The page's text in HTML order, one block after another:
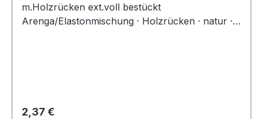
m.Holzrücken ext.voll bestückt
Arenga/Elastonmischung · Holzrücken · natur ·
Regulärer Preis:
2,37 €